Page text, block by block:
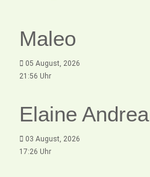
Maleo
05 August, 2026
21:56 Uhr
Elaine Andrea
03 August, 2026
17:26 Uhr